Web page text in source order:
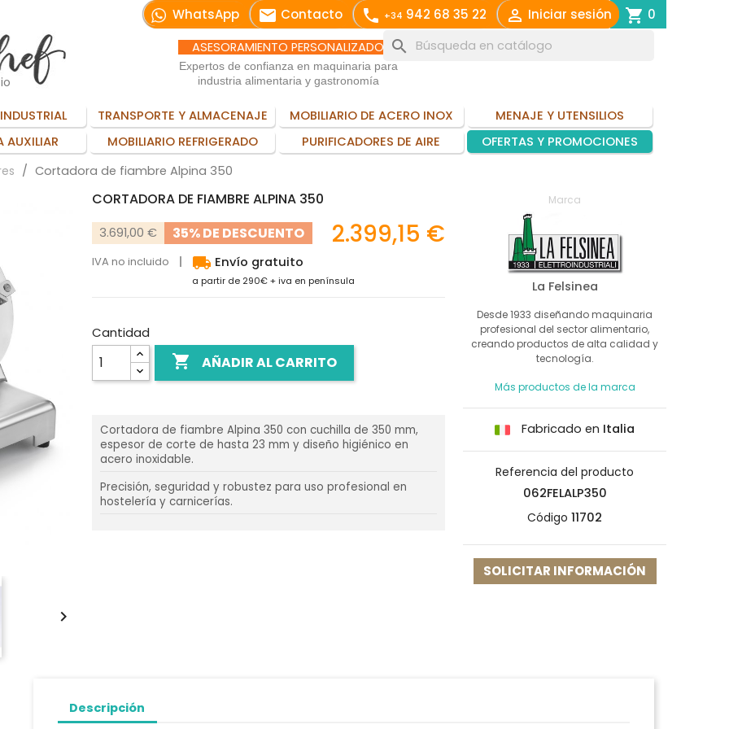
WhatsApp email Contacto call +34 942 68 35 22  Iniciar sesión shopping_cart 0
ASESORAMIENTO PERSONALIZADO
Expertos de confianza en maquinaria para
industria alimentaria y gastronomía
search
TRANSPORTE Y ALMACENAJE MOBILIARIO DE ACERO INOX
MENAJE Y UTENSILIOS
AUXILIAR
MOBILIARIO REFRIGERADO PURIFICADORES DE AIRE OFERTAS Y PROMOCIONES
Cortadora de fiambre Alpina 350

CORTADORA DE FIAMBRE ALPINA 350
3.691,00 € 35% DE DESCUENTO 2.399,15 €
IVA no incluido local_shipping Envío gratuito
a partir de 290€ + iva en península
Cantidad
 AÑADIR AL CARRITO
Cortadora de fiambre Alpina 350 con cuchilla de 350 mm,
espesor de corte de hasta 23 mm y diseño higiénico en
acero inoxidable.
Precisión, seguridad y robustez para uso profesional en
hostelería y carnicerías.
Marca
La Felsinea
Desde 1933 diseñando maquinaria
profesional del sector alimentario,
creando productos de alta calidad y
tecnología.
Más productos de la marca
Fabricado en Italia
Referencia del producto
062FELALP350
Código 11702
SOLICITAR INFORMACIÓN
Descripción